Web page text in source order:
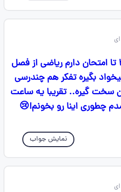
سلام سوال دارم.... فردا ۳ تا امتحان دارم ریاضی از فصل
بگیره تفکر هم چندرسی
سخت گیره.. تقریبا یه ساعت
چطوری اینا رو بخونم!😢
نمایش جواب